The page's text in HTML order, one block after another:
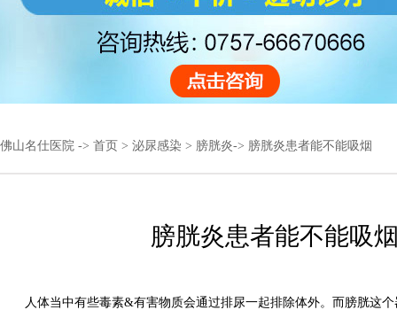
佛山名仕医院 -> 首页 > 泌尿感染 > 膀胱炎-> 膀胱炎患者能不能吸烟
膀胱炎患者能不能吸
人体当中有些毒素&有害物质会通过排尿一起排除体外。而膀胱这个